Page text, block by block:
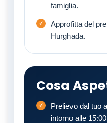
famiglia.
Approfitta del
Hurghada.
Cosa
Prelievo dal tuo
intorno alle